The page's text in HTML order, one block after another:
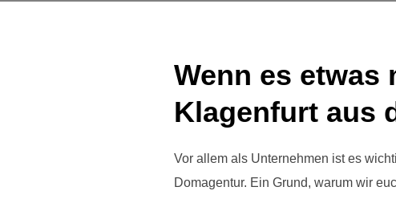
Wenn es etwas
Klagenfurt aus
Vor allem als Unternehmen ist es
Domagentur. Ein Grund, warum wir